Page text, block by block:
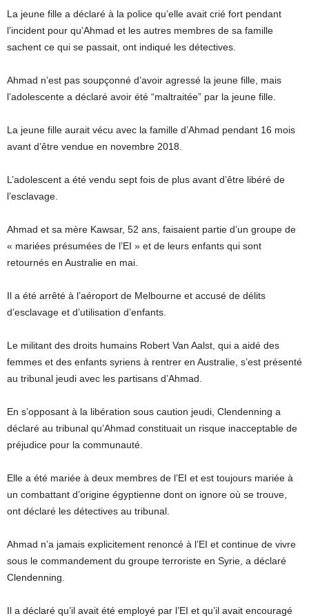
La jeune fille a déclaré à la police qu’elle avait crié fort pendant
l’incident pour qu’Ahmad et les autres membres de sa famille
sachent ce qui se passait, ont indiqué les détectives.
Ahmad n’est pas soupçonné d’avoir agressé la jeune fille, mais
l’adolescente a déclaré avoir été “maltraitée” par la jeune fille.
La jeune fille aurait vécu avec la famille d’Ahmad pendant 16 mois
avant d’être vendue en novembre 2018.
L’adolescent a été vendu sept fois de plus avant d’être libéré de
l’esclavage.
Ahmad et sa mère Kawsar, 52 ans, faisaient partie d’un groupe de
« mariées présumées de l’EI » et de leurs enfants qui sont
retournés en Australie en mai.
Il a été arrêté à l’aéroport de Melbourne et accusé de délits
d’esclavage et d’utilisation d’enfants.
Le militant des droits humains Robert Van Aalst, qui a aidé des
femmes et des enfants syriens à rentrer en Australie, s’est présenté
au tribunal jeudi avec les partisans d’Ahmad.
En s’opposant à la libération sous caution jeudi, Clendenning a
déclaré au tribunal qu’Ahmad constituait un risque inacceptable de
préjudice pour la communauté.
Elle a été mariée à deux membres de l’EI et est toujours mariée à
un combattant d’origine égyptienne dont on ignore où se trouve,
ont déclaré les détectives au tribunal.
Ahmad n’a jamais explicitement renoncé à l’EI et continue de vivre
sous le commandement du groupe terroriste en Syrie, a déclaré
Clendenning.
Il a déclaré qu’il avait été employé par l’EI et qu’il avait encouragé